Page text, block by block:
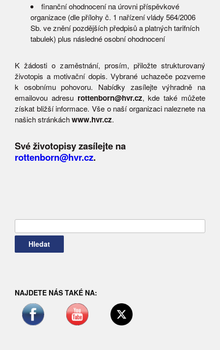
finanční ohodnocení na úrovni příspěvkové
organizace (dle přílohy č. 1 nařízení vlády 564/2006
Sb. ve znění pozdějších předpisů a platných tarifních
tabulek) plus následné osobní ohodnocení
K žádosti o zaměstnání, prosím, přiložte strukturovaný
životopis a motivační dopis. Vybrané uchazeče pozveme
k osobnímu pohovoru. Nabídky zasílejte výhradně na
emailovou adresu rottenborn@hvr.cz, kde také můžete
získat bližší informace. Vše o naší organizaci naleznete na
našich stránkáchwww.hvr.cz.
Své životopisy zasílejte na
rottenborn@hvr.cz.
NAJDETE NÁS TAKÉ NA: